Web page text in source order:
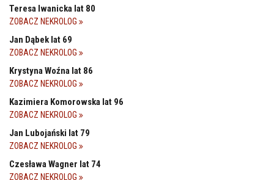
Teresa Iwanicka lat 80
ZOBACZ NEKROLOG
Jan Dąbek lat 69
ZOBACZ NEKROLOG
Krystyna Woźna lat 86
ZOBACZ NEKROLOG
Kazimiera Komorowska lat 96
ZOBACZ NEKROLOG
Jan Lubojański lat 79
ZOBACZ NEKROLOG
Czesława Wagner lat 74
ZOBACZ NEKROLOG